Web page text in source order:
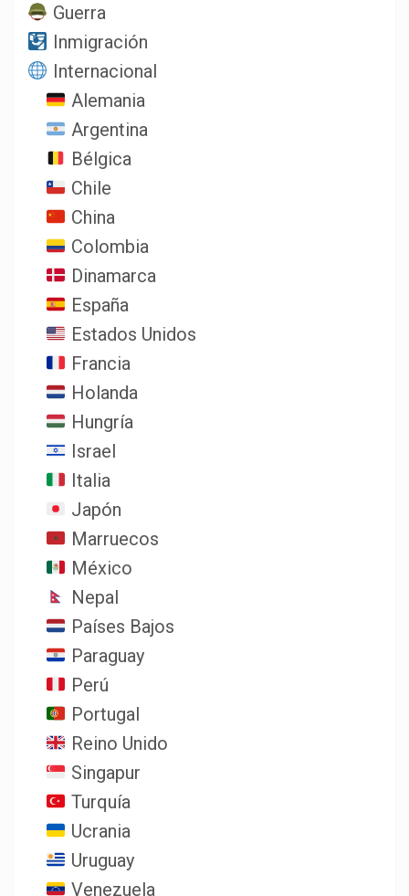
Guerra
Inmigración
Internacional
Alemania
Argentina
Bélgica
Chile
China
Colombia
Dinamarca
España
Estados Unidos
Francia
Holanda
Hungría
Israel
Italia
Japón
Marruecos
México
Nepal
Países Bajos
Paraguay
Perú
Portugal
Reino Unido
Singapur
Turquía
Ucrania
Uruguay
Venezuela